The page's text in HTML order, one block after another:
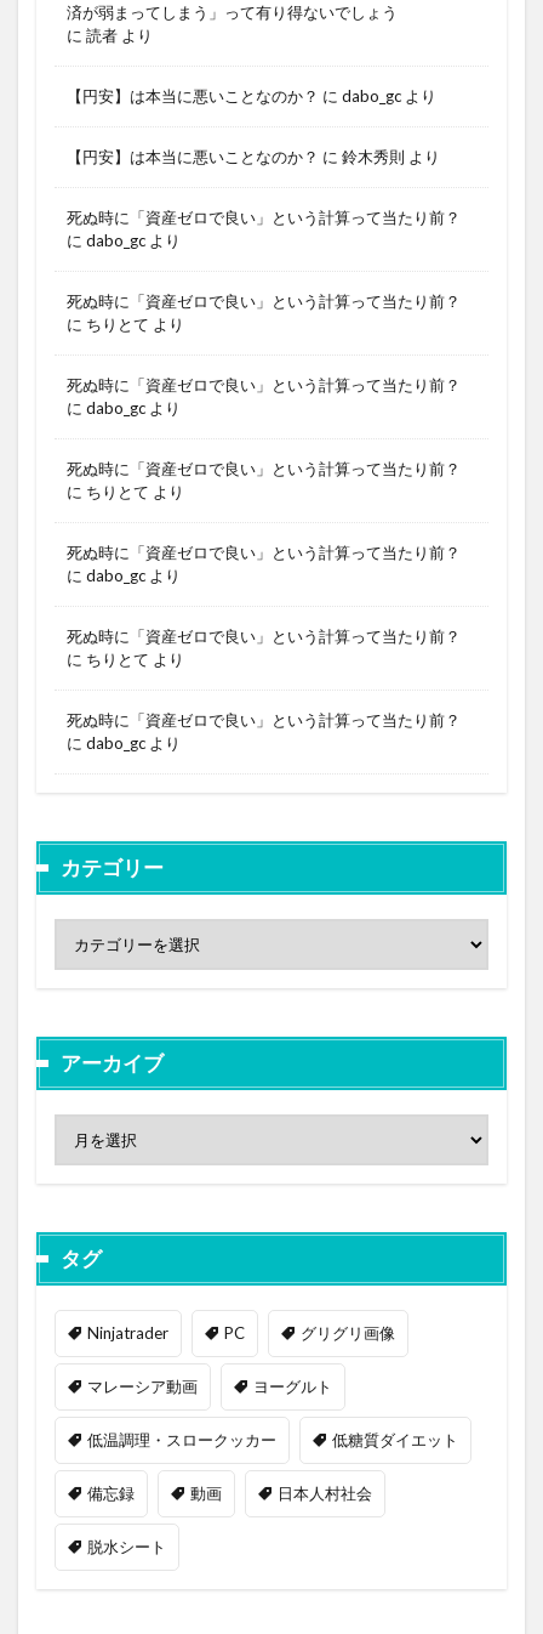
済が弱まってしまう」って有り得ないでしょう
に 読者 より
【円安】は本当に悪いことなのか？ に dabo_gc より
【円安】は本当に悪いことなのか？ に 鈴木秀則 より
死ぬ時に「資産ゼロで良い」という計算って当たり前？
に dabo_gc より
死ぬ時に「資産ゼロで良い」という計算って当たり前？
に ちりとて より
死ぬ時に「資産ゼロで良い」という計算って当たり前？
に dabo_gc より
死ぬ時に「資産ゼロで良い」という計算って当たり前？
に ちりとて より
死ぬ時に「資産ゼロで良い」という計算って当たり前？
に dabo_gc より
死ぬ時に「資産ゼロで良い」という計算って当たり前？
に ちりとて より
死ぬ時に「資産ゼロで良い」という計算って当たり前？
に dabo_gc より
カテゴリー
アーカイブ
タグ
Ninjatrader PC グリグリ画像
マレーシア動画 ヨーグルト
低温調理・スロークッカー 低糖質ダイエット
備忘録 動画 日本人村社会
脱水シート